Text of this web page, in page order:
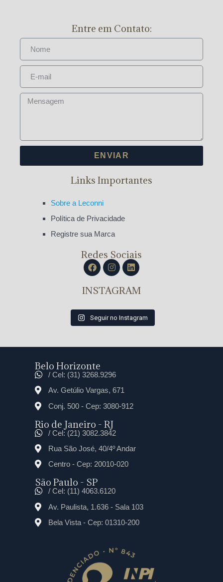
Entre em Contato:
ENVIAR
Links Importantes
Sobre a Leconni
Política de Privacidade
Registre sua Marca
Redes Sociais
INSTAGRAM
Seguir no Instagram
Belo Horizonte
/ Cel: (31) 3268.9296
Av. Getúlio Vargas, 671
Conj. 500 - Cep: 3080-912
Rio de Janeiro - RJ
/ Cel: (21) 3082.3842
Rua São José, 40/4º Andar
Centro - Cep: 20010-020
São Paulo - SP
/ Cel: (11) 4063.6120
Av. Paulista, 1.636 - Sala 103
Bela Vista - Cep: 01310-200